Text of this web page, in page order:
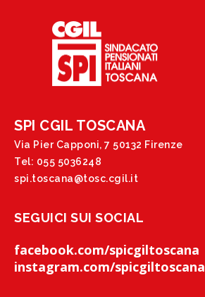
SPI CGIL TOSCANA
Via Pier Capponi, 7 50132 Firenze
Tel: 055 5036248
spi.toscana@tosc.cgil.it
SEGUICI SUI SOCIAL
facebook.com/spicgiltoscana
instagram.com/spicgiltoscana